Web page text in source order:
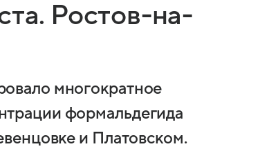
Ростов-на-
многократное
формальдегида
и Платовском.